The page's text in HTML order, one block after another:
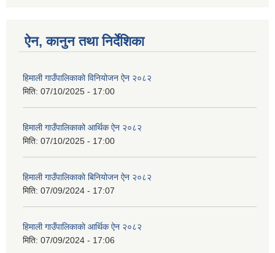
ऐन, कानुन तथा निर्देशिका
हिमाली गाउँपालिकाको विनियोजन ऐन २०८२
मिति: 07/10/2025 - 17:00
हिमाली गाउँपालिकाको आर्थिक ऐन २०८२
मिति: 07/10/2025 - 17:00
हिमाली गाउँपालिकाकाे बिनियोजन ऐन २०८२
मिति: 07/09/2024 - 17:07
हिमाली गाउँपालिकाकाे आर्थिक ऐन २०८२
मिति: 07/09/2024 - 17:06